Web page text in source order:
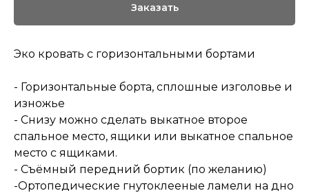
Заказать
Эко кровать с горизонтальными бортами
- Горизонтальные борта, сплошные изголовье и
изножье
- Снизу можно сделать выкатное второе
спальное место, ящики или выкатное спальное
место с ящиками.
- Съёмный передний бортик (по желанию)
-Ортопедические гнутоклееные ламели на дно